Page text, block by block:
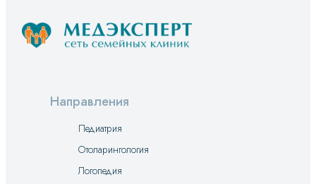
Направления
Педиатрия
Отоларингология
Логопедия